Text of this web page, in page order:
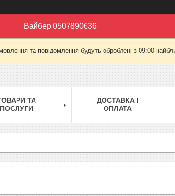
Вайбер 0507890636
та повідомлення будуть оброблені з 09:00
ТА
ПОСЛУГИ
ДОСТАВКА І
ОПЛАТА